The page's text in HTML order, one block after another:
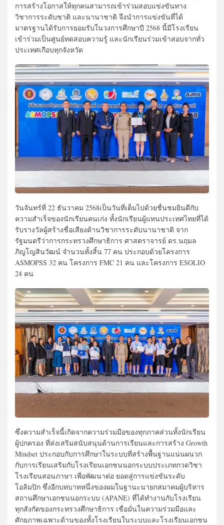
การสร้างโอกาสให้ทุกคนสามารถเข้าร่วมสอบแข่งขันทาง
วิชาการระดับชาติ และนานาชาติ จึงนำการแข่งขันที่ได้
มาตรฐานได้รับการยอมรับในวงการศึกษาปี 2568 นี้มีโรงเรียน
เข้าร่วมเป็นศูนย์ทดสอบความรู้ และนักเรียนร่วมเข้าสอบจากทั่ว
ประเทศเกือบทุกจังหวัด
วันจันทร์ที่ 22 ธันวาคม 2568เป็นวันที่เต็มไปด้วยชื่นชมยินดีกับ
ความสำเร็จของนักเรียนคนเก่ง ทั้งนักเรียนผู้แทนประเทศไทยที่ได้
รับรางวัลผู้สร้างชื่อเสียงด้านวิชาการระดับนานาชาติ จาก
รัฐมนตรีว่าการกระทรวงศึกษาธิการ ศาสตราจารย์ ดร.นฤมล
ภิญโญสินวัฒน์ จำนวนทั้งสิ้น 77 คน ประกอบด้วยโครงการ
ASMOPSS 32 คน โครงการ FMC 21 คน และโครงการ ESOLIO
24 คน
ซึ่งความสำเร็จนี้เกิดจากความร่วมมือของทุกภาคส่วนทั้งนักเรียน
ผู้ปกครอง ที่ส่งเสริมสนับสนุนด้านการเรียนและการสร้าง Growth
Mindset ประกอบกับการศึกษาในระบบที่สร้างพื้นฐานแน่นผนวก
กับการเรียนเสริมกับโรงเรียนเอกชนนอกระบบประเภทกวดวิชา
โรงเรียนสอนภาษา เพื่อพัฒนาต่อ ยอดสู่การแข่งขันระดับ
โอลิมปิก ซึ่งอีกบทบาทหนึ่งของผมในฐานะนายกสมาคมผู้บริหาร
สถานศึกษาเอกชนนอกระบบ (APANE) ที่ได้ทำงานกับโรงเรียน
ทุกสังกัดของกระทรวงศึกษาธิการ เชื่อมั่นในความร่วมมือและ
ศักยภาพเฉพาะด้านของทั้งโรงเรียนในระบบและโรงเรียนเอกชน